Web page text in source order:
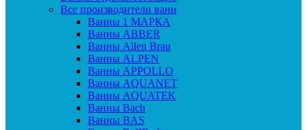
Все производители ванн
Ванны 1 МАРКА
Ванны ABBER
Ванны Allen Brau
Ванны ALPEN
Ванны APPOLLO
Ванны AQUANET
Ванны AQUATEK
Ванны Bach
Ванны BAS